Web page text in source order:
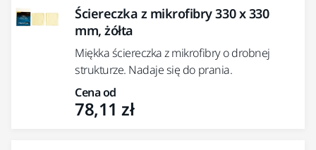
Ściereczka z mikrofibry 330 x 330
mm, żółta
Miękka ściereczka z mikrofibry o drobnej
strukturze. Nadaje się do prania.
Cena od
78,11 zł